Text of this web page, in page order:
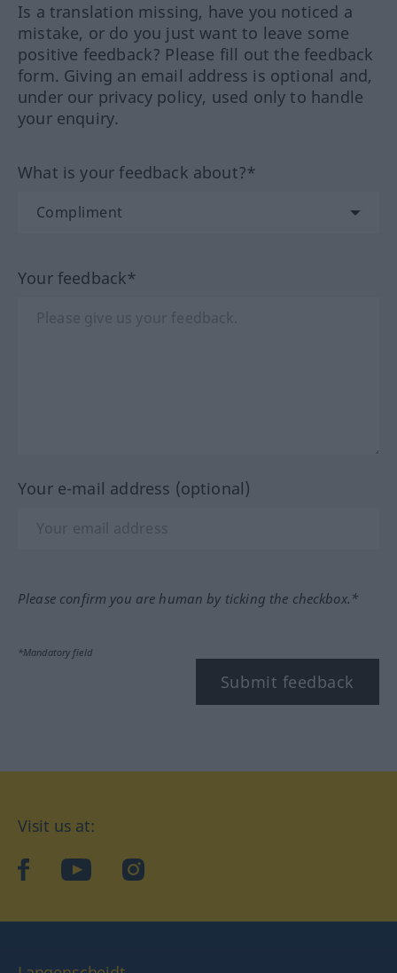
Is a translation missing, have you noticed a
mistake, or do you just want to leave some
positive feedback? Please fill out the feedback
form. Giving an email address is optional and,
under our privacy policy, used only to handle
your enquiry.
What is your feedback about?*
Your feedback*
Your e-mail address (optional)
Please confirm you are human by ticking the checkbox.*
*Mandatory field
Submit feedback
Visit us at:
facebookYouTubeInstagram